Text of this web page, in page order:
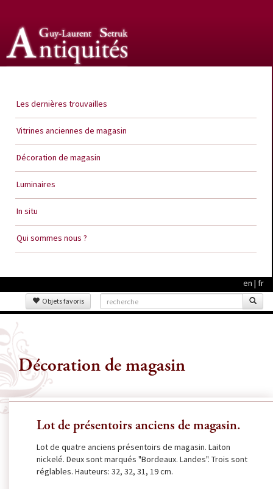
Les dernières trouvailles
Vitrines anciennes de magasin
Décoration de magasin
Luminaires
In situ
Qui sommes nous ?
en | fr
Objets favoris
Décoration de magasin
Lot de présentoirs anciens de magasin.
Lot de quatre anciens présentoirs de magasin. Laiton
nickelé. Deux sont marqués "Bordeaux. Landes". Trois sont
réglables. Hauteurs: 32, 32, 31, 19 cm.